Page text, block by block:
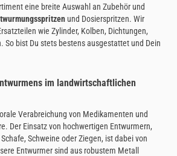
eine breite Auswahl an Zubehör und
und Dosierspritzen. Wir
wie Zylinder, Kolben, Dichtungen,
So bist Du stets bestens ausgestattet und Dein
im landwirtschaftlichen
Verabreichung von Medikamenten und
Der Einsatz von hochwertigen Entwurmern,
Schweine oder Ziegen, ist dabei von
Entwurmer sind aus robustem Metall